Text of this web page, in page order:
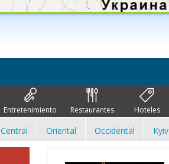
Entretenimiento Restaurantes Hoteles
Central Oriental Occidental Kyiv